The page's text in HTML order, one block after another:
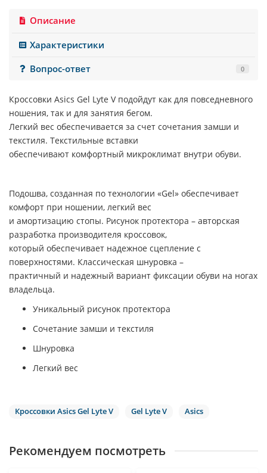
Описание
Характеристики
Вопрос-ответ
0
Кроссовки Asics Gel Lyte V подойдут как для повседневного
ношения, так и для занятия бегом.
Легкий вес обеспечивается за счет сочетания замши и
текстиля. Текстильные вставки
обеспечивают комфортный микроклимат внутри обуви.
Подошва, созданная по технологии «Gel» обеспечивает
комфорт при ношении, легкий вес
и амортизацию стопы. Рисунок протектора – авторская
разработка производителя кроссовок,
который обеспечивает надежное сцепление с
поверхностями. Классическая шнуровка –
практичный и надежный вариант фиксации обуви на ногах
владельца.
Уникальный рисунок протектора
Сочетание замши и текстиля
Шнуровка
Легкий вес
Кроссовки Asics Gel Lyte V Gel Lyte V Asics
Рекомендуем посмотреть